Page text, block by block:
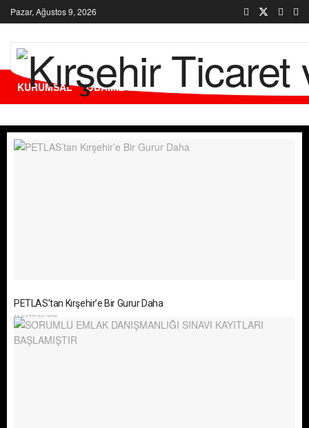
Pazar, Ağustos 9, 2026
Kırşehir Ticaret
KURUMSAL ODAMIZ ÜYELERİMİZ HİZMETLERİMİZ
PETLAS’tan Kırşehir’e Bir Gurur Daha
18 HAZIRAN 2026